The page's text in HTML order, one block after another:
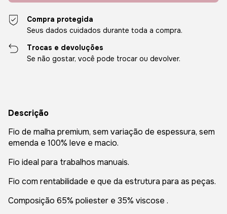
Compra protegida
Seus dados cuidados durante toda a compra.
Trocas e devoluções
Se não gostar, você pode trocar ou devolver.
Descrição
Fio de malha premium, sem variação de espessura, sem
emenda e 100% leve e macio.
Fio ideal para trabalhos manuais.
Fio com rentabilidade e que da estrutura para as peças.
Composição 65% poliester e 35% viscose .